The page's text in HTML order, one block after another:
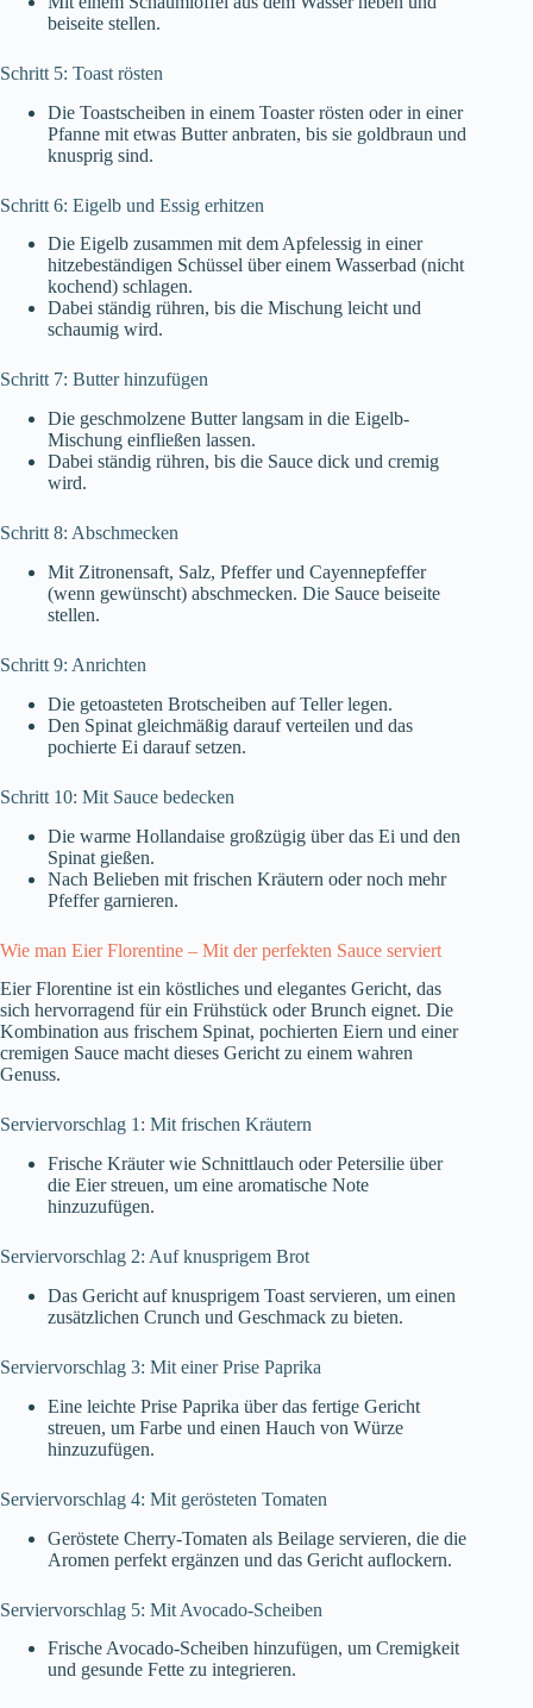
beiseite stellen.
Schritt 5: Toast rösten
Die Toastscheiben in einem Toaster rösten oder in einer
Pfanne mit etwas Butter anbraten, bis sie goldbraun und
knusprig sind.
Schritt 6: Eigelb und Essig erhitzen
Die Eigelb zusammen mit dem Apfelessig in einer
hitzebeständigen Schüssel über einem Wasserbad (nicht
kochend) schlagen.
Dabei ständig rühren, bis die Mischung leicht und
schaumig wird.
Schritt 7: Butter hinzufügen
Die geschmolzene Butter langsam in die Eigelb-
Mischung einfließen lassen.
Dabei ständig rühren, bis die Sauce dick und cremig
wird.
Schritt 8: Abschmecken
Mit Zitronensaft, Salz, Pfeffer und Cayennepfeffer
(wenn gewünscht) abschmecken. Die Sauce beiseite
stellen.
Schritt 9: Anrichten
Die getoasteten Brotscheiben auf Teller legen.
Den Spinat gleichmäßig darauf verteilen und das
pochierte Ei darauf setzen.
Schritt 10: Mit Sauce bedecken
Die warme Hollandaise großzügig über das Ei und den
Spinat gießen.
Nach Belieben mit frischen Kräutern oder noch mehr
Pfeffer garnieren.
Wie man Eier Florentine – Mit der perfekten Sauce serviert
Eier Florentine ist ein köstliches und elegantes Gericht, das
sich hervorragend für ein Frühstück oder Brunch eignet. Die
Kombination aus frischem Spinat, pochierten Eiern und einer
cremigen Sauce macht dieses Gericht zu einem wahren
Genuss.
Serviervorschlag 1: Mit frischen Kräutern
Frische Kräuter wie Schnittlauch oder Petersilie über
die Eier streuen, um eine aromatische Note
hinzuzufügen.
Serviervorschlag 2: Auf knusprigem Brot
Das Gericht auf knusprigem Toast servieren, um einen
zusätzlichen Crunch und Geschmack zu bieten.
Serviervorschlag 3: Mit einer Prise Paprika
Eine leichte Prise Paprika über das fertige Gericht
streuen, um Farbe und einen Hauch von Würze
hinzuzufügen.
Serviervorschlag 4: Mit gerösteten Tomaten
Geröstete Cherry-Tomaten als Beilage servieren, die die
Aromen perfekt ergänzen und das Gericht auflockern.
Serviervorschlag 5: Mit Avocado-Scheiben
Frische Avocado-Scheiben hinzufügen, um Cremigkeit
und gesunde Fette zu integrieren.